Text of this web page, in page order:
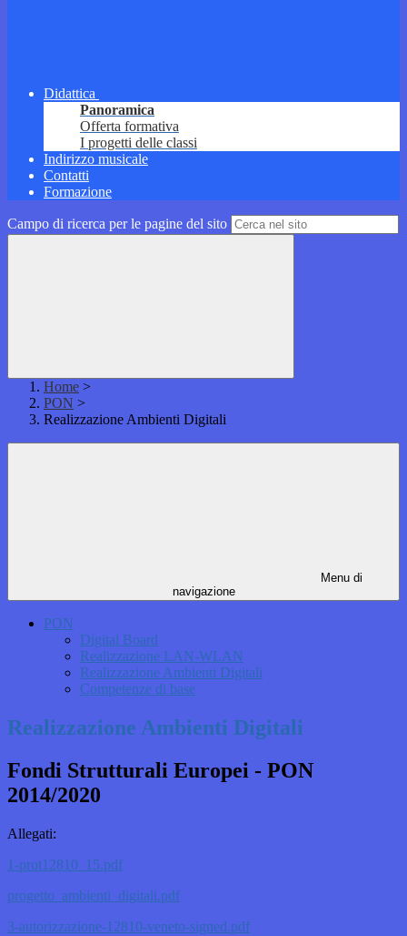
Didattica
Panoramica
Offerta formativa
I progetti delle classi
Indirizzo musicale
Contatti
Formazione
Campo di ricerca per le pagine del sito
Home >
PON >
Realizzazione Ambienti Digitali
Menu di
navigazione
PON
Digital Board
Realizzazione LAN-WLAN
Realizzazione Ambienti Digitali
Competenze di base
Realizzazione Ambienti Digitali
Fondi Strutturali Europei - PON
2014/2020
Allegati:
1-prot12810_15.pdf
progetto_ambienti_digitali.pdf
3-autorizzazione-12810-veneto-signed.pdf